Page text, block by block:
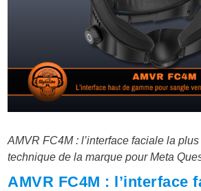
AMVR FC4M : l’interface faciale la
technique de la marque pour Meta
AMVR FC4M : l’interface